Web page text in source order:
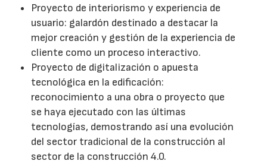
Proyecto de interiorismo y experiencia de
usuario: galardón destinado a destacar la
mejor creación y gestión de la experiencia de
cliente como un proceso interactivo.
Proyecto de digitalización o apuesta
tecnológica en la edificación:
reconocimiento a una obra o proyecto que
se haya ejecutado con las últimas
tecnologías, demostrando así una evolución
del sector tradicional de la construcción al
sector de la construcción 4.0.